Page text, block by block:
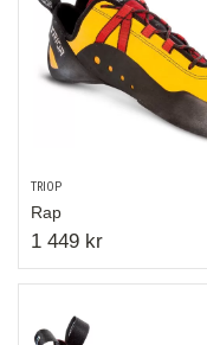
TRIOP
Rap
1 449 kr